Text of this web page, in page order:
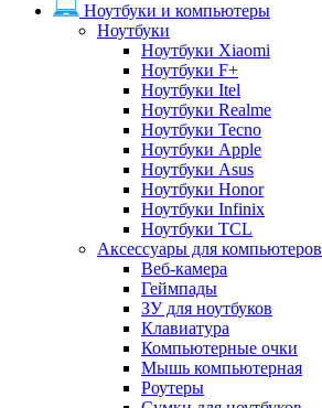
Ноутбуки и компьютеры
Ноутбуки
Ноутбуки Xiaomi
Ноутбуки F+
Ноутбуки Itel
Ноутбуки Realme
Ноутбуки Tecno
Ноутбуки Apple
Ноутбуки Asus
Ноутбуки Honor
Ноутбуки Infinix
Ноутбуки TCL
Аксессуары для компьютеров
Веб-камера
Геймпады
ЗУ для ноутбуков
Клавиатура
Компьютерные очки
Мышь компьютерная
Роутеры